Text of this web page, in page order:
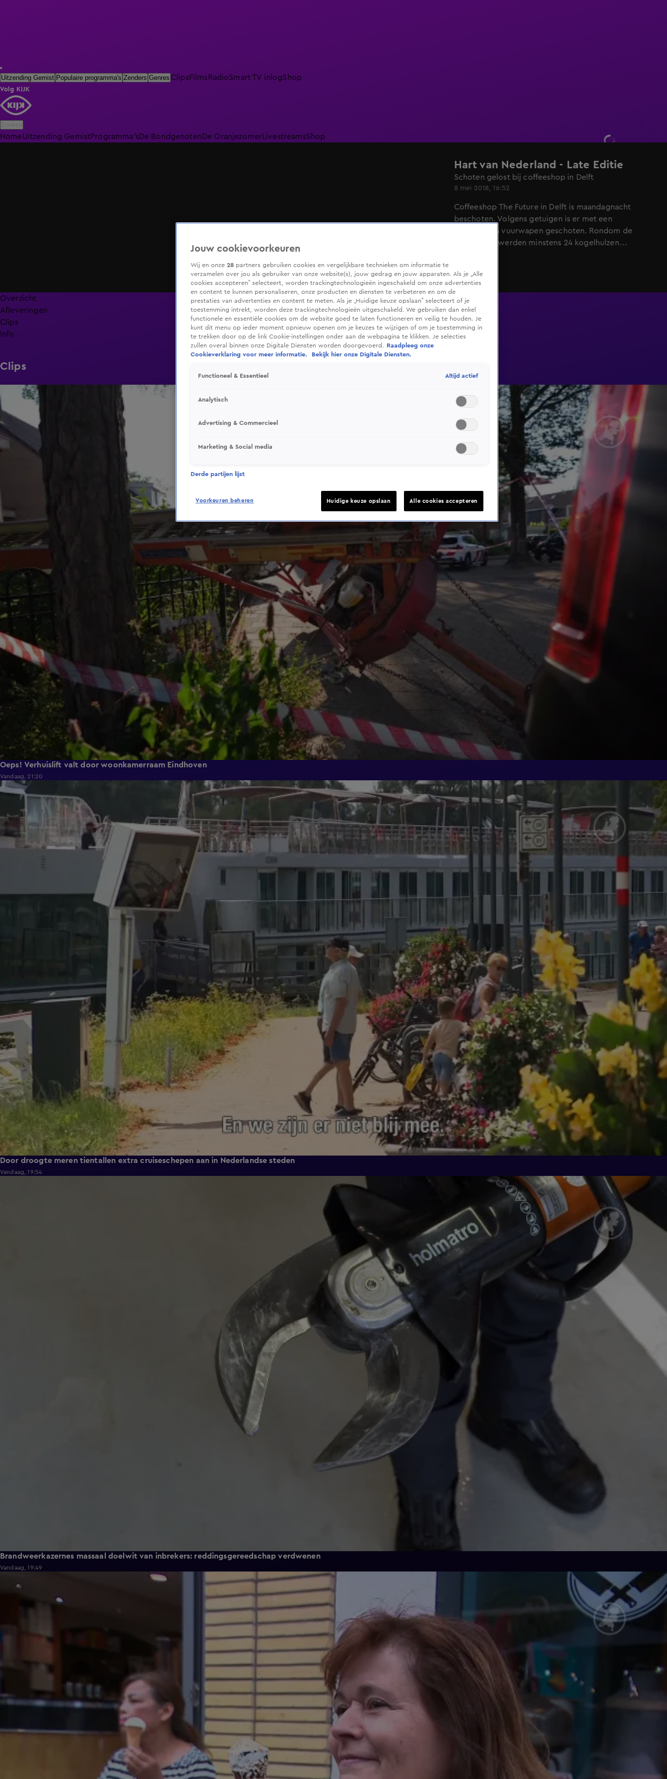
Uitzending Gemist Populaire programma's Zenders Genres ClipsFilmsRadioSmart TV inlogShop
Volg KIJK
HomeUitzending GemistProgramma'sDe BondgenotenDe Oranjezomer LivestreamsShop
Hart van Nederland - Late Editie
Schoten gelost bij coffeeshop in Delft
8 mei 2018, 16:52
Coffeeshop The Future in Delft is maandagnacht
beschoten. Volgens getuigen is er met een
automatisch vuurwapen geschoten. Rondom de
coffeeshop werden minstens 24 kogelhulzen
Overzicht
Afleveringen
Clips
Info
Clips
Oeps! Verhuislift valt door woonkamerraam Eindhoven
Vandaag, 21:20
2:11
Door droogte meren tientallen extra cruiseschepen aan in Nederlandse steden
Vandaag, 19:54
Brandweerkazernes massaal doelwit van inbrekers: reddingsgereedschap verdwenen
Vandaag, 19:49
Jouw cookievoorkeuren
Wij en onze 28 partners gebruiken cookies en vergelijkbare technieken om informatie te
verzamelen over jou als gebruiker van onze website(s), jouw gedrag en jouw apparaten. Als je „Alle
cookies accepteren” selecteert, worden trackingtechnologieën ingeschakeld om onze advertenties
en content te kunnen personaliseren, onze producten en diensten te verbeteren en om de
prestaties van advertenties en content te meten. Als je „Huidige keuze opslaan” selecteert of je
toestemming intrekt, worden deze trackingtechnologieën uitgeschakeld. We gebruiken dan enkel
functionele en essentiële cookies om de website goed te laten functioneren en veilig te houden. Je
kunt dit menu op ieder moment opnieuw openen om je keuzes te wijzigen of om je toestemming in
te trekken door op de link Cookie-instellingen onder aan de webpagina te klikken. Je selecties
zullen overal binnen onze Digitale Diensten worden doorgevoerd.
Raadpleeg onze
Cookieverklaring voor meer informatie.
Bekijk hier onze Digitale Diensten.
Functioneel & Essentieel Altijd actief
Analytisch
Advertising & Commercieel
Marketing & Social media
Derde partijen lijst
Voorkeuren beheren Huidige keuze opslaan Alle cookies accepteren